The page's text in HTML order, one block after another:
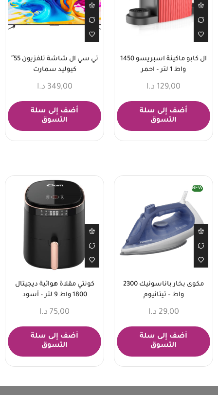
ال كابو ماكينة اسبريسو 1450
واط 1 لتر – احمر
129,00 د.ا
أضف إلى سلة
التسوق
تي سي ال شاشة تلفزيون 55″
كيوليد سمارت
349,00 د.ا
أضف إلى سلة
التسوق
NEW
مكوى بخار باناسونيك 2300
واط – تيتانيوم
29,00 د.ا
أضف إلى سلة
التسوق
كونتي مقلاة هوائية ديجيتال
1800 واط 9 لتر – أسود
75,00 د.ا
أضف إلى سلة
التسوق